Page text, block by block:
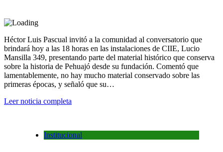
Héctor Luis Pascual invitó a la comunidad al conversatorio que
brindará hoy a las 18 horas en las instalaciones de CIIE, Lucio
Mansilla 349, presentando parte del material histórico que conserva
sobre la historia de Pehuajó desde su fundación. Comentó que
lamentablemente, no hay mucho material conservado sobre las
primeras épocas, y señaló que su…
Leer noticia completa
Institucional